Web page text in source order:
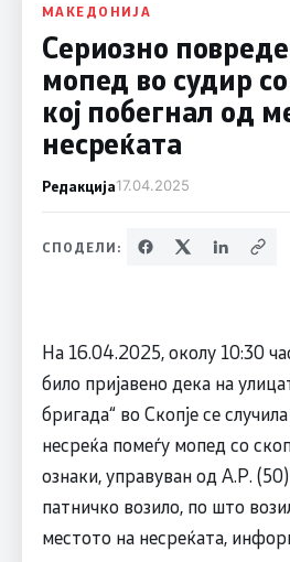
МАКЕДОНИЈА
Сериозно
мопед во судир
кој побегнал од
несреќата
Редакција17.04.2025
СПОДЕЛИ:
На 16.04.2025, околу 10:30
било пријавено дека на
бригада“ во Скопје се
несреќа помеѓу мопед со
ознаки, управуван од А.Р.
патничко возило, по што
местото на несреќата,